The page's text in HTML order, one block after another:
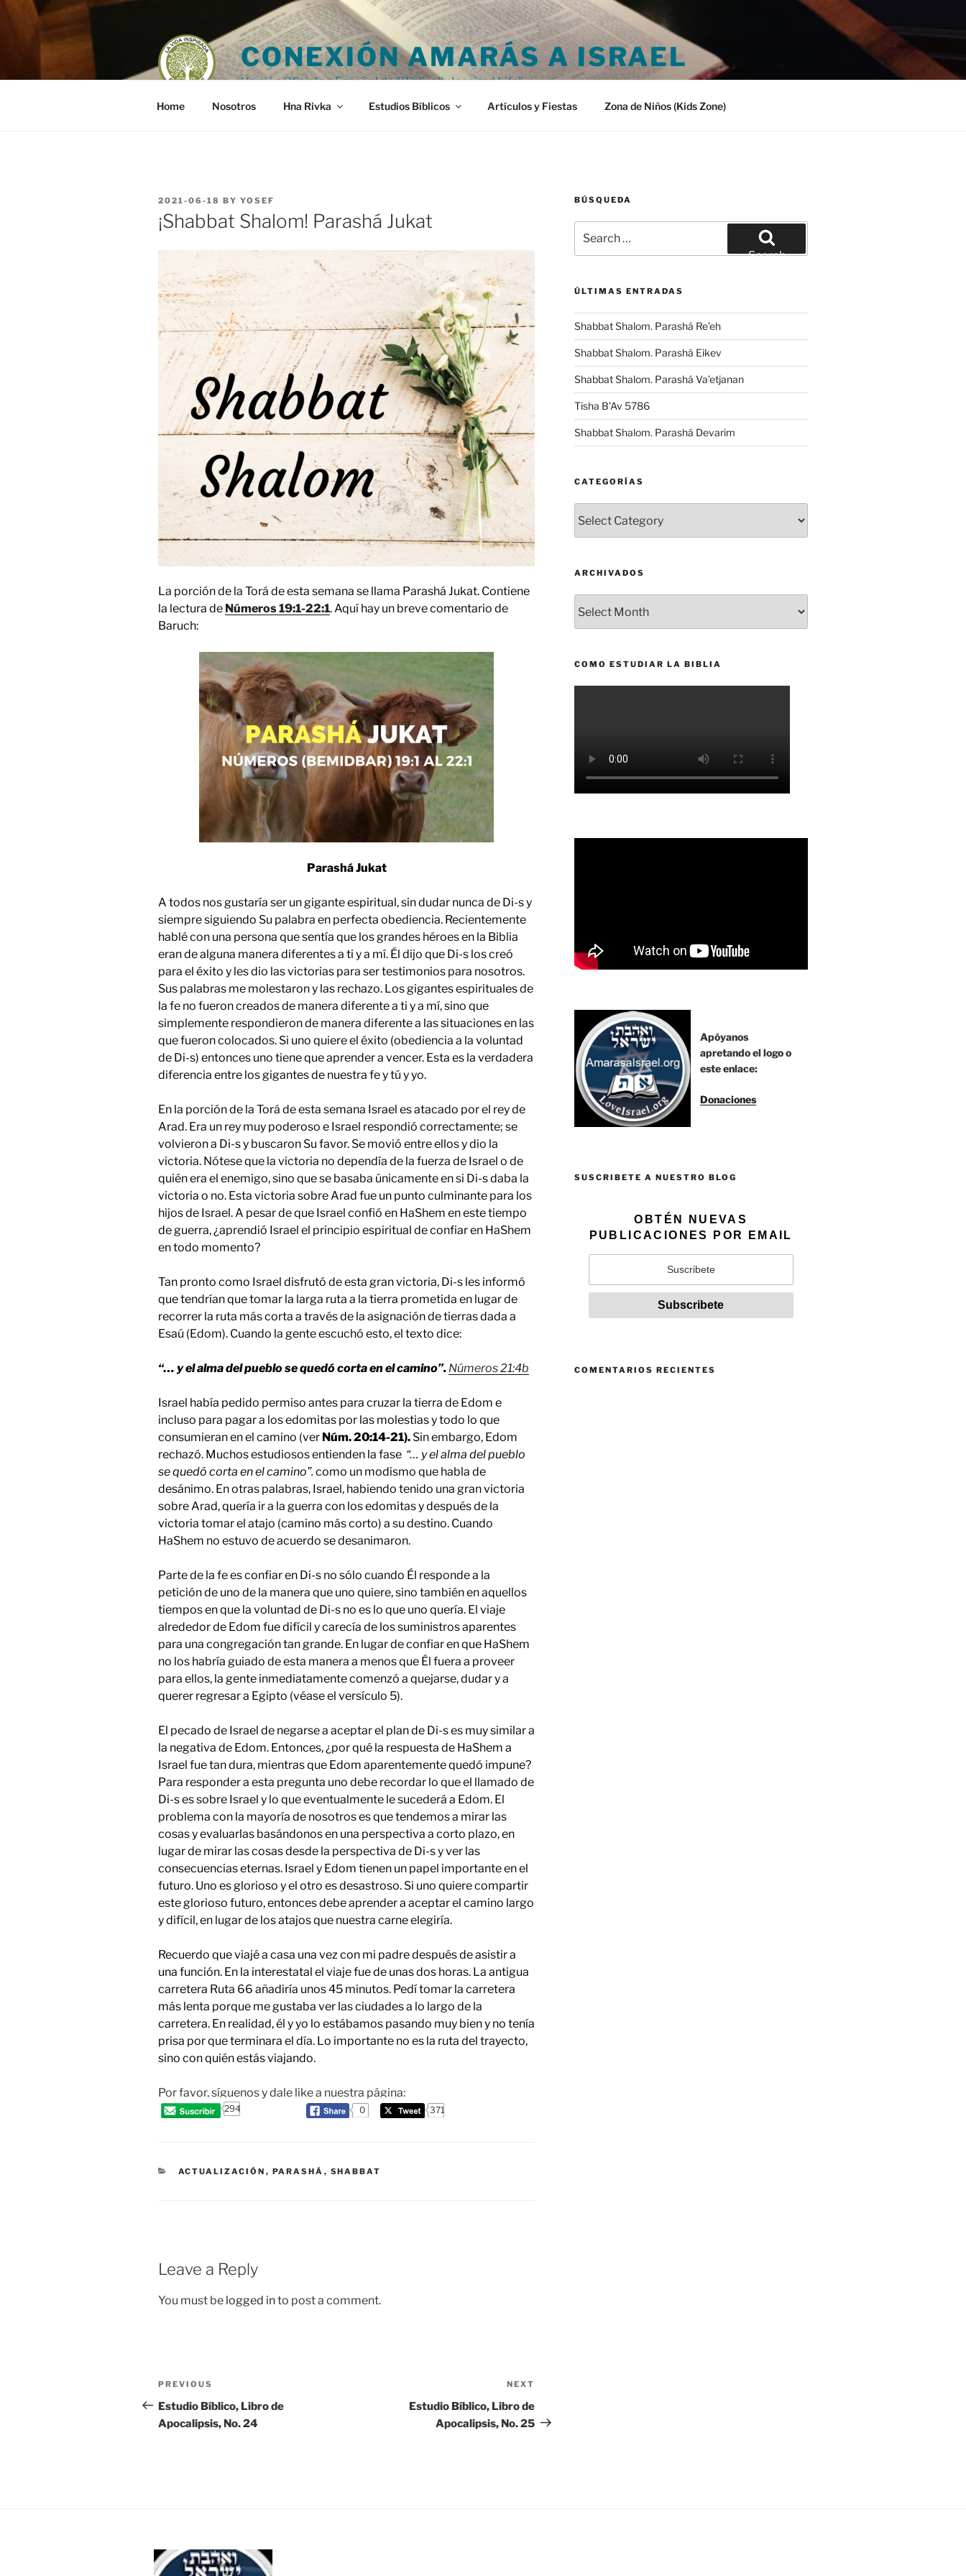
Skip
CONEXIÓN AMARÁS A ISRAEL
Versión Oficial en Español de "Biblically Inspired Life"
Home Nosotros Hna Rivka Estudios Bíblicos Artículos y Fiestas Zona de Niños (Kids Zone)
POSTED
ON
2021-06-18 BY YOSEF
¡Shabbat Shalom! Parashá Jukat
La porción de la Torá de esta semana se llama Parashá Jukat. Contiene
la lectura de Números 19:1-22:1. Aquí hay un breve comentario de
Baruch:
Parashá Jukat
A todos nos gustaría ser un gigante espiritual, sin dudar nunca de Di-s y
siempre siguiendo Su palabra en perfecta obediencia. Recientemente
hablé con una persona que sentía que los grandes héroes en la Biblia
eran de alguna manera diferentes a ti y a mí. Él dijo que Di-s los creó
para el éxito y les dio las victorias para ser testimonios para nosotros.
Sus palabras me molestaron y las rechazo. Los gigantes espirituales de
la fe no fueron creados de manera diferente a ti y a mí, sino que
simplemente respondieron de manera diferente a las situaciones en las
que fueron colocados. Si uno quiere el éxito (obediencia a la voluntad
de Di-s) entonces uno tiene que aprender a vencer. Esta es la verdadera
diferencia entre los gigantes de nuestra fe y tú y yo.
En la porción de la Torá de esta semana Israel es atacado por el rey de
Arad. Era un rey muy poderoso e Israel respondió correctamente; se
volvieron a Di-s y buscaron Su favor. Se movió entre ellos y dio la
victoria. Nótese que la victoria no dependía de la fuerza de Israel o de
quién era el enemigo, sino que se basaba únicamente en si Di-s daba la
victoria o no. Esta victoria sobre Arad fue un punto culminante para los
hijos de Israel. A pesar de que Israel confió en HaShem en este tiempo
de guerra, ¿aprendió Israel el principio espiritual de confiar en HaShem
en todo momento?
Tan pronto como Israel disfrutó de esta gran victoria, Di-s les informó
que tendrían que tomar la larga ruta a la tierra prometida en lugar de
recorrer la ruta más corta a través de la asignación de tierras dada a
Esaú (Edom). Cuando la gente escuchó esto, el texto dice:
“… y el alma del pueblo se quedó corta en el camino”. Números 21:4b
Israel había pedido permiso antes para cruzar la tierra de Edom e
incluso para pagar a los edomitas por las molestias y todo lo que
consumieran en el camino (ver Núm. 20:14-21). Sin embargo, Edom
rechazó. Muchos estudiosos entienden la fase “… y el alma del pueblo
se quedó corta en el camino”. como un modismo que habla de
desánimo. En otras palabras, Israel, habiendo tenido una gran victoria
sobre Arad, quería ir a la guerra con los edomitas y después de la
victoria tomar el atajo (camino más corto) a su destino. Cuando
HaShem no estuvo de acuerdo se desanimaron.
Parte de la fe es confiar en Di-s no sólo cuando Él responde a la
petición de uno de la manera que uno quiere, sino también en aquellos
tiempos en que la voluntad de Di-s no es lo que uno quería. El viaje
alrededor de Edom fue difícil y carecía de los suministros aparentes
para una congregación tan grande. En lugar de confiar en que HaShem
no los habría guiado de esta manera a menos que Él fuera a proveer
para ellos, la gente inmediatamente comenzó a quejarse, dudar y a
querer regresar a Egipto (véase el versículo 5).
El pecado de Israel de negarse a aceptar el plan de Di-s es muy similar a
la negativa de Edom. Entonces, ¿por qué la respuesta de HaShem a
Israel fue tan dura, mientras que Edom aparentemente quedó impune?
Para responder a esta pregunta uno debe recordar lo que el llamado de
Di-s es sobre Israel y lo que eventualmente le sucederá a Edom. El
problema con la mayoría de nosotros es que tendemos a mirar las
cosas y evaluarlas basándonos en una perspectiva a corto plazo, en
lugar de mirar las cosas desde la perspectiva de Di-s y ver las
consecuencias eternas. Israel y Edom tienen un papel importante en el
futuro. Uno es glorioso y el otro es desastroso. Si uno quiere compartir
este glorioso futuro, entonces debe aprender a aceptar el camino largo
y difícil, en lugar de los atajos que nuestra carne elegiría.
Recuerdo que viajé a casa una vez con mi padre después de asistir a
una función. En la interestatal el viaje fue de unas dos horas. La antigua
carretera Ruta 66 añadiría unos 45 minutos. Pedí tomar la carretera
más lenta porque me gustaba ver las ciudades a lo largo de la
carretera. En realidad, él y yo lo estábamos pasando muy bien y no tenía
prisa por que terminara el día. Lo importante no es la ruta del trayecto,
sino con quién estás viajando.
Por favor, síguenos y dale like a nuestra página:
294 0 371
CATEGORIES
ACTUALIZACIÓN , PARASHÁ , SHABBAT
Leave a Reply
You must be logged into post a comment.
Post
navigation
Previous
Post
PREVIOUS
Estudio Bíblico, Libro de
Apocalipsis, No. 24
Post
NEXT
Estudio Bíblico, Libro de
Apocalipsis, No. 25
BÚSQUEDA
for:
Search
ÚLTIMAS ENTRADAS
Shabbat Shalom. Parashá Re’eh
Shabbat Shalom. Parashá Eikev
Shabbat Shalom. Parashá Va’etjanan
Tisha B’Av 5786
Shabbat Shalom. Parashá Devarim
CATEGORÍAS
ARCHIVADOS
COMO ESTUDIAR LA BIBLIA
Apóyanos
apretando el logo o
este enlace:
Donaciones
SUSCRIBETE A NUESTRO BLOG
OBTÉN NUEVAS
PUBLICACIONES POR EMAIL
COMENTARIOS RECIENTES